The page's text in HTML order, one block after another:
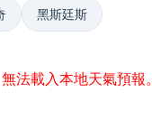
黑斯廷斯
無法載入本地天氣預報。